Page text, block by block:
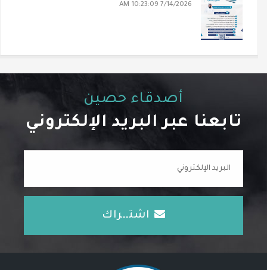
7/14/2026 10:23:09 AM
أصدقاء حصين
تابعنا عبر البريد الإلكتروني
اشتــراك